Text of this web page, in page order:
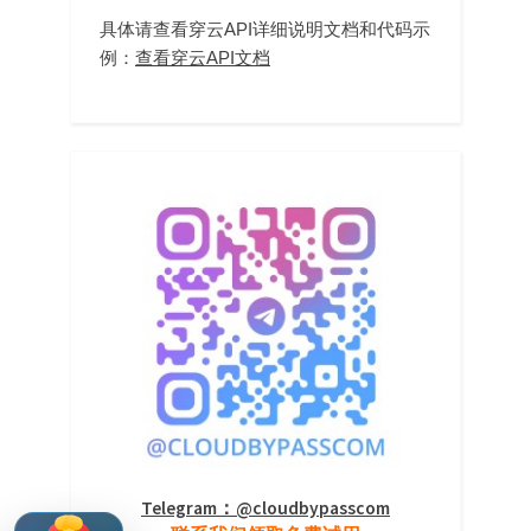
具体请查看穿云API详细说明文档和代码示
例： 查看穿云API文档
Telegram：@cloudbypasscom